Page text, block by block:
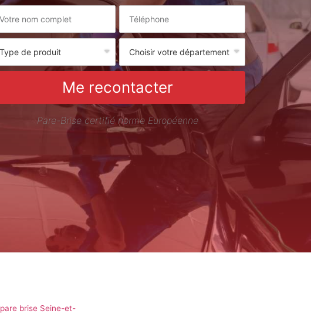
Me recontacter
Pare-Brise certifié norme Européenne
brise Seine-et-